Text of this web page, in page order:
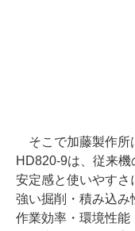
そこで加藤製作所
HD820-9は、従来
安定感と使いやすさ
強い掘削・積み込み
作業効率・環境性能